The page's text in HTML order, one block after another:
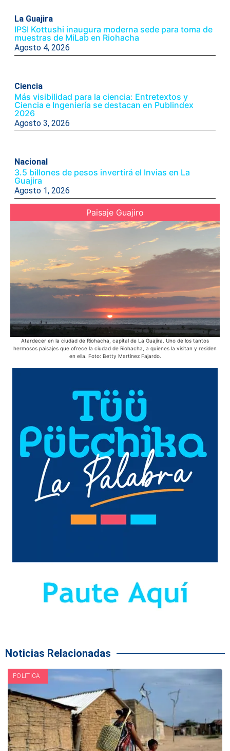
La Guajira
IPSI Kottushi inaugura moderna sede para toma de
muestras de MiLab en Riohacha
Agosto 4, 2026
Ciencia
Más visibilidad para la ciencia: Entretextos y
Ciencia e Ingeniería se destacan en Publindex
2026
Agosto 3, 2026
Nacional
3.5 billones de pesos invertirá el Invias en La
Guajira
Agosto 1, 2026
Paisaje Guajiro
Atardecer en la ciudad de Riohacha, capital de La Guajira. Uno de los tantos
hermosos paisajes que ofrece la ciudad de Riohacha, a quienes la visitan y residen
en ella. Foto: Betty Martínez Fajardo.
Noticias Relacionadas
POLITICA